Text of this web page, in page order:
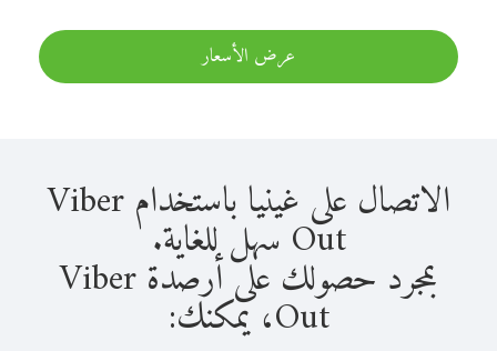
عرض الأسعار
الاتصال على غينيا باستخدام Viber
Out سهل للغاية.
بمجرد حصولك على أرصدة Viber
Out، يمكنك: